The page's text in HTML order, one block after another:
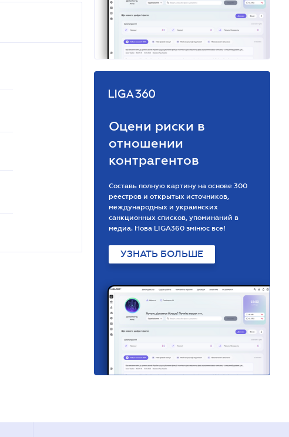
Оцени риски в
отношении
контрагентов
Составь полную картину на основе 300
реестров и открытых источников,
международных и украинских
санкционных списков, упоминаний в
медиа. Нова LIGA360 змінює все!
УЗНАТЬ БОЛЬШЕ